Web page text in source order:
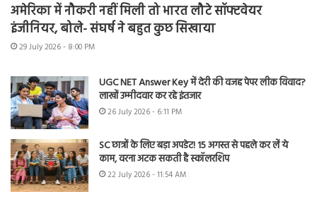
अमेरिका में नौकरी नहीं मिली तो भारत लौटे सॉफ्टवेयर
इंजीनियर, बोले- संघर्ष ने बहुत कुछ सिखाया
29 July 2026 - 8:00 PM
UGC NET Answer Key में देरी की वजह पेपर लीक विवाद?
लाखों उम्मीदवार कर रहे इंतजार
26 July 2026 - 6:11 PM
SC छात्रों के लिए बड़ा अपडेट! 15 अगस्त से पहले कर लें ये
काम, वरना अटक सकती है स्कॉलरशिप
22 July 2026 - 11:54 AM